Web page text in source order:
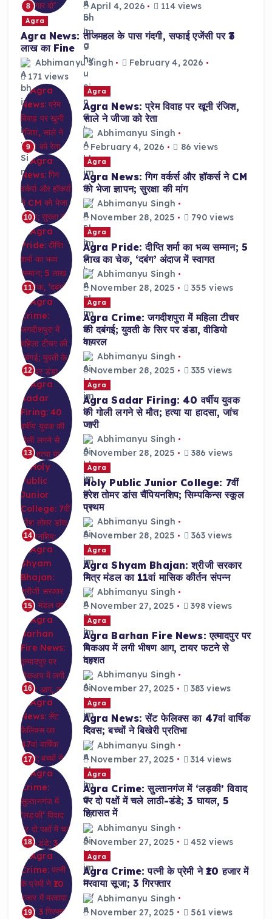
8
April 4, 2026
114 views
Agra
Agra News: ताजमहल के पास गंदगी, सफाई एजेंसी पर ₹3
लाख का Fine
Abhimanyu Singh
February 4, 2026
171 views
9
Agra
Agra News: प्रेम विवाह पर खूनी रंजिश,
साले ने जीजा को रेता
Abhimanyu Singh
February 4, 2026
86 views
10
Agra
Agra News: गिग वर्कर्स और हॉकर्स ने CM
को भेजा ज्ञापन; सुरक्षा की मांग
Abhimanyu Singh
November 28, 2025
790 views
11
Agra
Agra Pride: दीप्ति शर्मा का भव्य सम्मान; 5
लाख का चेक, ‘दबंग’ अंदाज में स्वागत
Abhimanyu Singh
November 28, 2025
355 views
12
Agra
Agra Crime: जगदीशपुरा में महिला टीचर
की दबंगई; युवती के सिर पर डंडा, वीडियो
वायरल
Abhimanyu Singh
November 28, 2025
335 views
13
Agra
Agra Sadar Firing: 40 वर्षीय युवक
की गोली लगने से मौत; हत्या या हादसा, जांच
जारी
Abhimanyu Singh
November 28, 2025
386 views
14
Agra
Holy Public Junior College: 7वीं
हरेश तोमर डांस चैंपियनशिप; सिम्पकिन्स स्कूल
प्रथम
Abhimanyu Singh
November 28, 2025
363 views
15
Agra
Agra Shyam Bhajan: श्रीजी सरकार
मित्र मंडल का 11वां मासिक कीर्तन संपन्न
Abhimanyu Singh
November 27, 2025
398 views
16
Agra
Agra Barhan Fire News: एत्मादपुर पर
पिकअप में लगी भीषण आग, टायर फटने से
दहशत
Abhimanyu Singh
November 27, 2025
383 views
17
Agra
Agra News: सेंट फेलिक्स का 47वां वार्षिक
दिवस; बच्चों ने बिखेरी प्रतिभा
Abhimanyu Singh
November 27, 2025
314 views
18
Agra
Agra Crime: सुल्तानगंज में ‘लड़की’ विवाद
पर दो पक्षों में चले लाठी-डंडे; 3 घायल, 5
हिरासत में
Abhimanyu Singh
November 27, 2025
452 views
19
Agra
Agra Crime: पत्नी के प्रेमी ने ₹10 हजार में
मरवाया सूजा; 3 गिरफ्तार
Abhimanyu Singh
November 27, 2025
561 views